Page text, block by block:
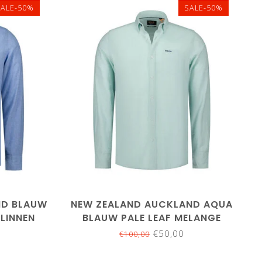
50%
BLAUW
SALE-50%
L 3XL
NEW ZEALAND AUCKLAND AQUA
BLAUW PALE LEAF MELANGE
LINNEN KATOEN OVERHEMD
€100,00€50,00